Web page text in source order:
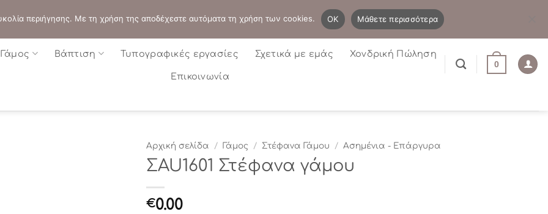
Η λίστα μου Newsletter
Γάμος Βάπτιση Τυπογραφικές εργασίες Σχετικά με εμάς Χονδρική Πώληση
Επικοινωνία
0
Αρχική σελίδα / Γάμος / Στέφανα Γάμου / Ασημένια - Επάργυρα
ΣAU1601 Στέφανα γάμου
€0.00
περιήγησης. Με τη χρήση της αποδέχεστε αυτόματα τη χρήση των cookies. OK Μάθετε περισσότερα